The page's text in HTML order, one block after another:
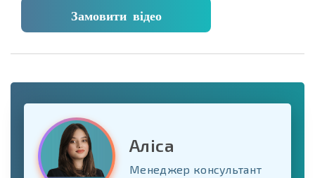
Замовити відео
Аліса
Менеджер консультант